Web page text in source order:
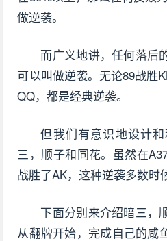
做逆袭。
而广义地讲，任何落后
可以叫做逆袭。无论89战胜
QQ，都是经典逆袭。
但我们有意识地设计
三，顺子和同花。虽然在
战胜了AK，这种逆袭多数时
下面分别来介绍暗三，
从翻牌开始，完成自己的咸